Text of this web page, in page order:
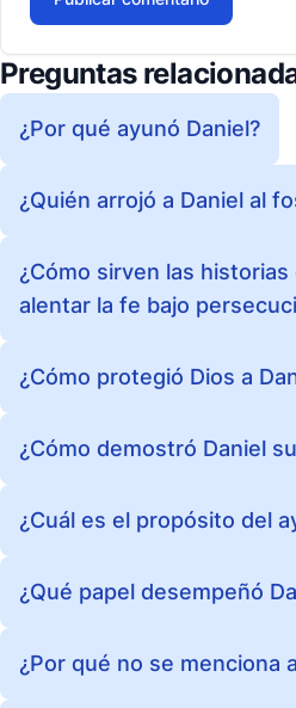
Preguntas
¿Por qué ayunó Daniel?
¿Quién arrojó a Daniel al
¿Cómo sirven las
alentar la fe bajo
¿Cómo protegió Dios a
¿Cómo demostró Daniel
¿Cuál es el propósito del
¿Qué papel desempeñó
¿Por qué no se menciona